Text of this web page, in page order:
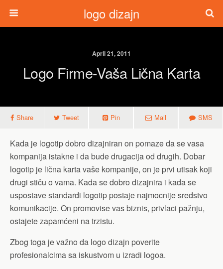
logo dizajn
April 21, 2011
Logo Firme-Vaša Lična Karta
Share Tweet Pin Mail SMS
Kada je logotip dobro dizajniran on pomaze da se vasa
kompanija istakne i da bude drugacija od drugih. Dobar
logotip je lična karta vaše kompanije, on je prvi utisak koji
drugi stiču o vama. Kada se dobro dizajnira i kada se
uspostave standardi logotip postaje najmocnije sredstvo
komunikacije. On promovise vas biznis, privlaci pažnju,
ostajete zapamćeni na trzistu.
Zbog toga je važno da logo dizajn poverite
profesionalcima sa iskustvom u izradi logoa.